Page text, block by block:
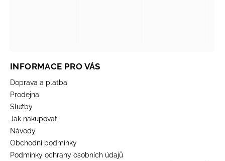
INFORMACE PRO VÁS
Doprava a platba
Prodejna
Služby
Jak nakupovat
Návody
Obchodní podmínky
Podmínky ochrany osobních údajů